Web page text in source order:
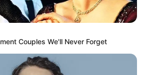
Couples We'll Never Forget